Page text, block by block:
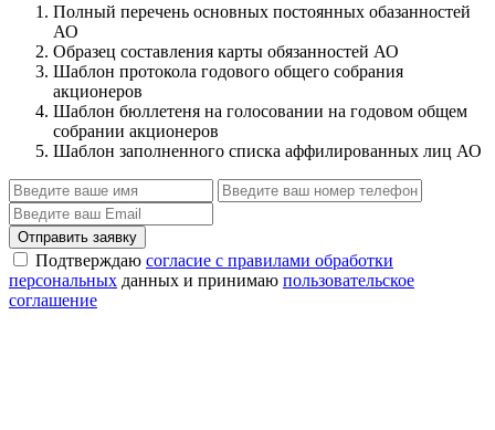
Полный перечень основных постоянных обазанностей
АО
Образец составления карты обязанностей АО
Шаблон протокола годового общего собрания
акционеров
Шаблон бюллетеня на голосовании на годовом общем
собрании акционеров
Шаблон заполненного списка аффилированных лиц АО
Отправить заявку
Подтверждаю согласие с правилами обработки
персональных данных и принимаю пользовательское
соглашение